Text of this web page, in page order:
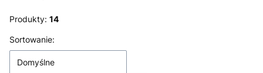
Produkty: 14
Lista produktów
Sortowanie:
Domyślne